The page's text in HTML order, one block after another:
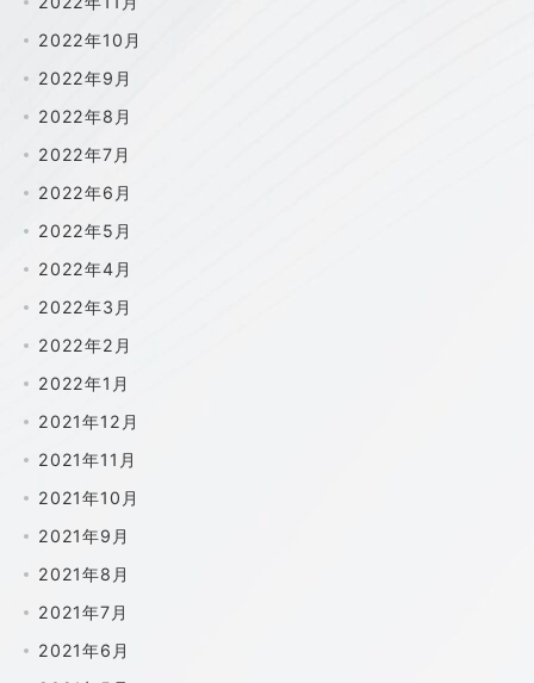
2022年10月
2022年9月
2022年8月
2022年7月
2022年6月
2022年5月
2022年4月
2022年3月
2022年2月
2022年1月
2021年12月
2021年11月
2021年10月
2021年9月
2021年8月
2021年7月
2021年6月